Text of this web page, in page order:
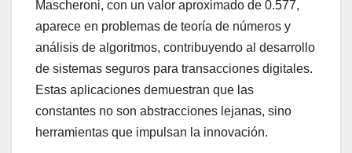
Mascheroni, con un valor aproximado de 0.577,
aparece en problemas de teoría de números y
análisis de algoritmos, contribuyendo al desarrollo
de sistemas seguros para transacciones digitales.
Estas aplicaciones demuestran que las
constantes no son abstracciones lejanas, sino
herramientas que impulsan la innovación.